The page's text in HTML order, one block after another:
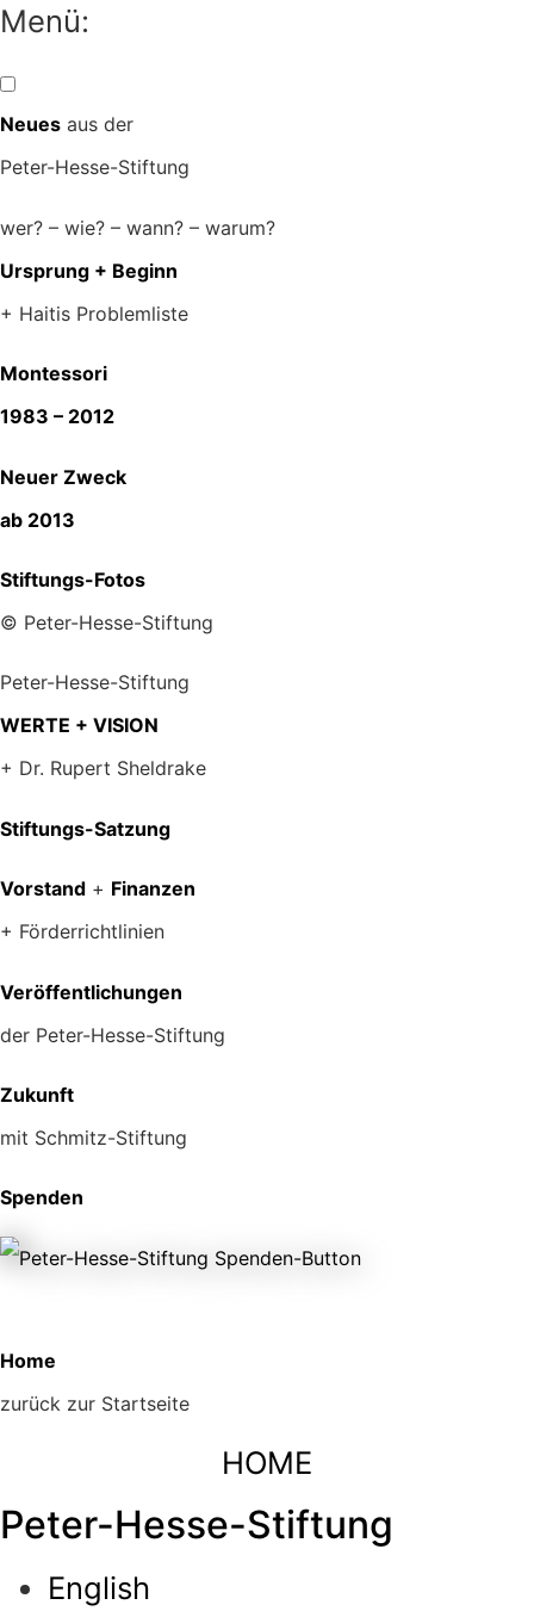
Zum
Menü:
Neues aus der
Peter-Hesse-Stiftung
wer? – wie? – wann? – warum?
Ursprung + Beginn
+ Haitis Problemliste
Montessori
1983 – 2012
Neuer Zweck
ab 2013
Stiftungs-Fotos
© Peter-Hesse-Stiftung
Peter-Hesse-Stiftung
WERTE + VISION
+ Dr. Rupert Sheldrake
Stiftungs-Satzung
Vorstand + Finanzen
+ Förderrichtlinien
Veröffentlichungen
der Peter-Hesse-Stiftung
Zukunft
mit Schmitz-Stiftung
Spenden
Home
zurück zur Startseite
HOME
Peter-Hesse-Stiftung
English